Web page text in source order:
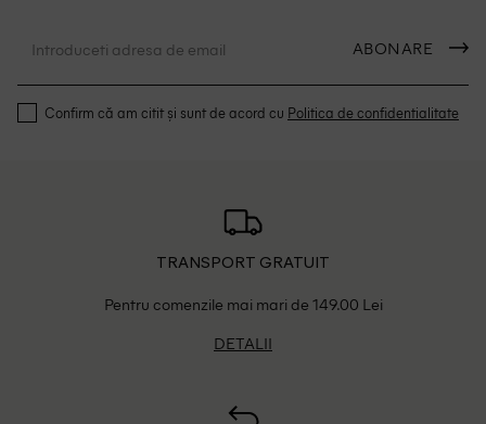
ABONARE
Confirm că am citit și sunt de acord cu Politica de confidentialitate
TRANSPORT GRATUIT
Pentru comenzile mai mari de 149.00 Lei
DETALII